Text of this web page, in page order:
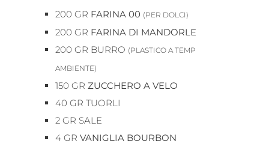
200 GR FARINA 00 (PER DOLCI)
200 GR FARINA DI MANDORLE
200 GR BURRO (PLASTICO A TEMP
AMBIENTE)
150 GR ZUCCHERO A VELO
40 GR TUORLI
2 GR SALE
4 GR VANIGLIA BOURBON